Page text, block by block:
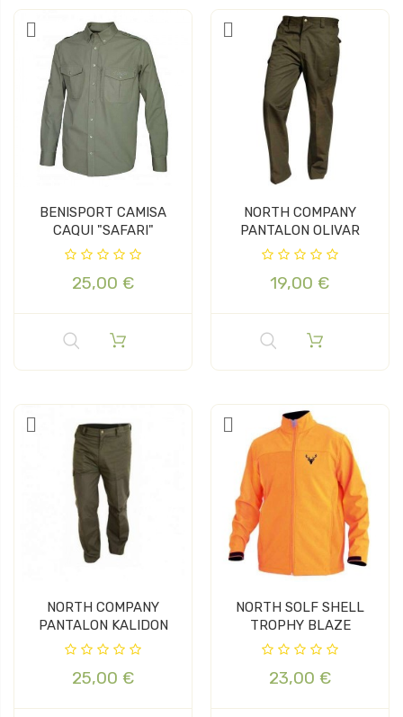
BENISPORT CAMISA
CAQUI "SAFARI"
25,00 €
NORTH COMPANY
PANTALON OLIVAR
19,00 €
NORTH COMPANY
PANTALON KALIDON
25,00 €
NORTH SOLF SHELL
TROPHY BLAZE
23,00 €